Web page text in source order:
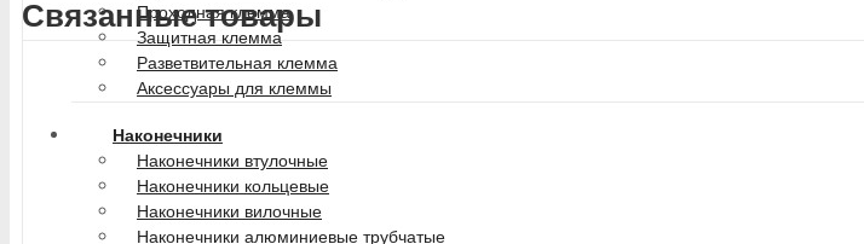
Проходная клемма
Защитная клемма
Разветвительная клемма
Аксессуары для клеммы
Наконечники
Наконечники втулочные
Наконечники кольцевые
Наконечники вилочные
Наконечники алюминиевые трубчатые
Связанные товары